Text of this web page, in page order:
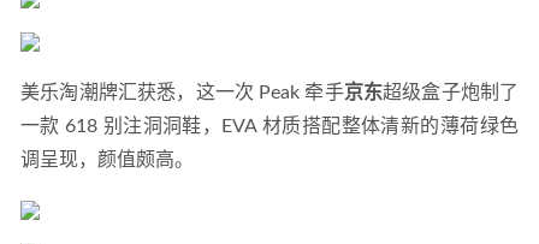
美乐淘潮牌汇获悉，这一次 Peak 牵手京东超级盒子炮制了
一款 618 别注洞洞鞋，EVA 材质搭配整体清新的薄荷绿色
调呈现，颜值颇高。
冷冻牛肉怎么解冻不串味 密封袋冷水解冻口感好 2019-05-